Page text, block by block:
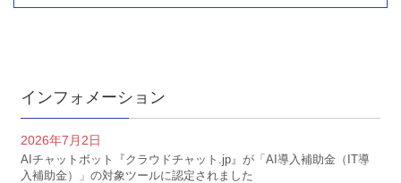
インフォメーション
2026年7月2日
AIチャットボット『クラウドチャット.jp』が「AI導入補助金（IT導
入補助金）」の対象ツールに認定されました